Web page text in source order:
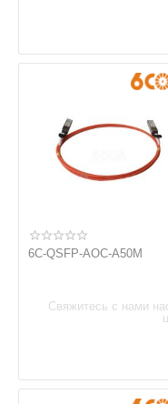
6C-QSFP-AOC-A50M
Свяжитесь с нами